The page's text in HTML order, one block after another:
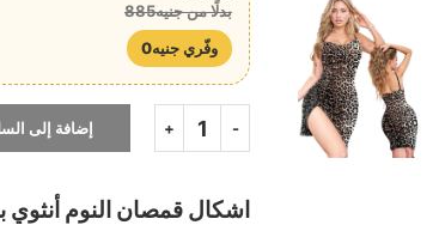
بدلًا من جنيه885
وفّري جنيه0
إضافة إلى
اشكال قمصان النوم